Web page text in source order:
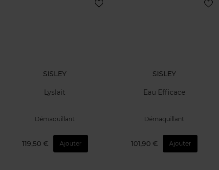
SISLEY
Lyslait
Démaquillant
119,50 € Ajouter
SISLEY
Eau Efficace
Démaquillant
101,90 € Ajouter